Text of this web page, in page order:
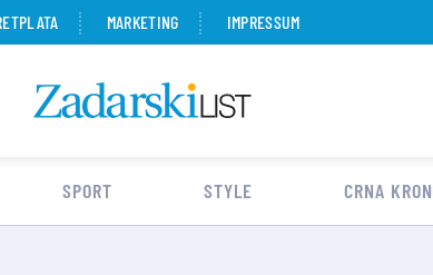
MARKETING IMPRESSUM
SPORT STYLE CRNA